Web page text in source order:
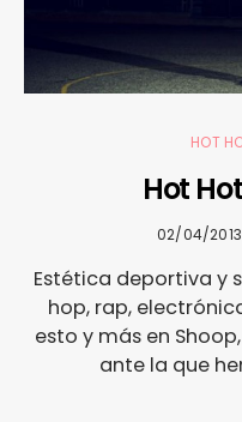
HOT
Hot
02/04/2013
Estética deportiva y
hop, rap,
esto y más en
ante la que